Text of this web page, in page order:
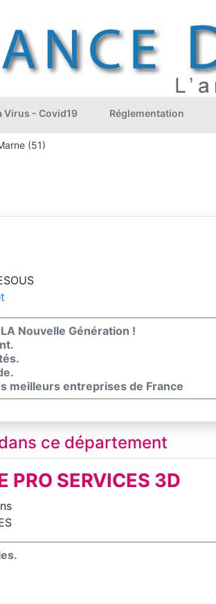
Virus - Covid19 Réglementation
(51)
Nouvelle Génération !
meilleurs entreprises de France
ce département
PRO SERVICES 3D